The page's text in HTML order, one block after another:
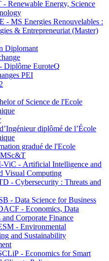
Renewable Energy, Science
- MS Energies Renouvelables :
& Entrepreneuriat (Master)
Diplomant
Diplôme EuroteQ
PEI
of Science de l'Ecole
diplômé de l’École
gradué de l'Ecole
ViC - Artificial Intelligence and
Visual Computing
- Cybersecurity : Threats and
- Data Science for Business
- Economics, Data
Corporate Finance
- Environmental
and Sustainability
- Economics for Smart